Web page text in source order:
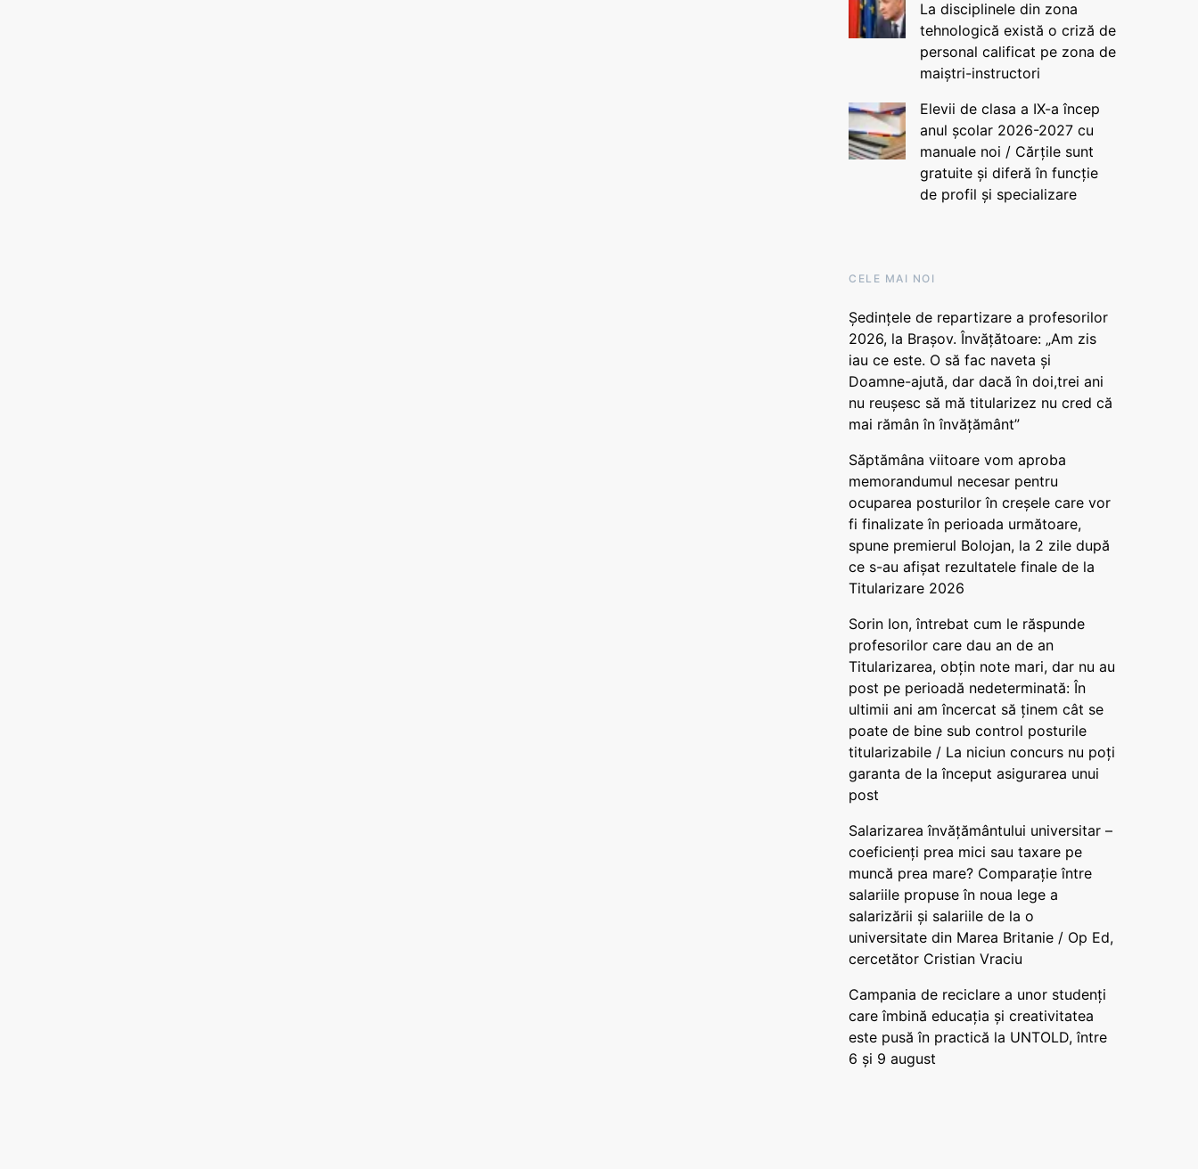
La disciplinele din zona
tehnologică există o criză de
personal calificat pe zona de
maiștri-instructori
Elevii de clasa a IX-a încep
anul școlar 2026-2027 cu
manuale noi / Cărțile sunt
gratuite și diferă în funcție
de profil și specializare
CELE MAI NOI
Ședințele de repartizare a profesorilor
2026, la Brașov. Învățătoare: „Am zis
iau ce este. O să fac naveta și
Doamne-ajută, dar dacă în doi,trei ani
nu reușesc să mă titularizez nu cred că
mai rămân în învățământ”
Săptămâna viitoare vom aproba
memorandumul necesar pentru
ocuparea posturilor în creșele care vor
fi finalizate în perioada următoare,
spune premierul Bolojan, la 2 zile după
ce s-au afișat rezultatele finale de la
Titularizare 2026
Sorin Ion, întrebat cum le răspunde
profesorilor care dau an de an
Titularizarea, obțin note mari, dar nu au
post pe perioadă nedeterminată: În
ultimii ani am încercat să ținem cât se
poate de bine sub control posturile
titularizabile / La niciun concurs nu poți
garanta de la început asigurarea unui
post
Salarizarea învățământului universitar –
coeficienți prea mici sau taxare pe
muncă prea mare? Comparație între
salariile propuse în noua lege a
salarizării și salariile de la o
universitate din Marea Britanie / Op Ed,
cercetător Cristian Vraciu
Campania de reciclare a unor studenți
care îmbină educația și creativitatea
este pusă în practică la UNTOLD, între
6 și 9 august